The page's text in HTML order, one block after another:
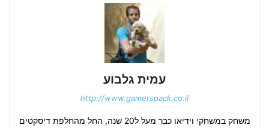
עמית גלבוע
http://www.gamerspack.co.il
משחק במשחקי וידיאו כבר מעל ל20 שנה, החל מהחלפת דיסקטים